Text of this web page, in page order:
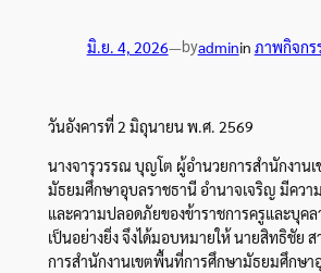
มิ.ย. 4, 2026—byadminin ภาพกิจกร
วันอังคารที่ 2 มิถุนายน พ.ศ. 2569
นางจารุวรรณ บุญโต ผู้อำนวยการสำนักงาน
มัธยมศึกษาอุบลราชธานี อำนาจเจริญ มีควา
และความปลอดภัยของข้าราชการครูและบุคล
เป็นอย่างยิ่ง จึงได้มอบหมายให้ นายสิทธิชัย
การสำนักงานเขตพื้นที่การศึกษามัธยมศึกษา